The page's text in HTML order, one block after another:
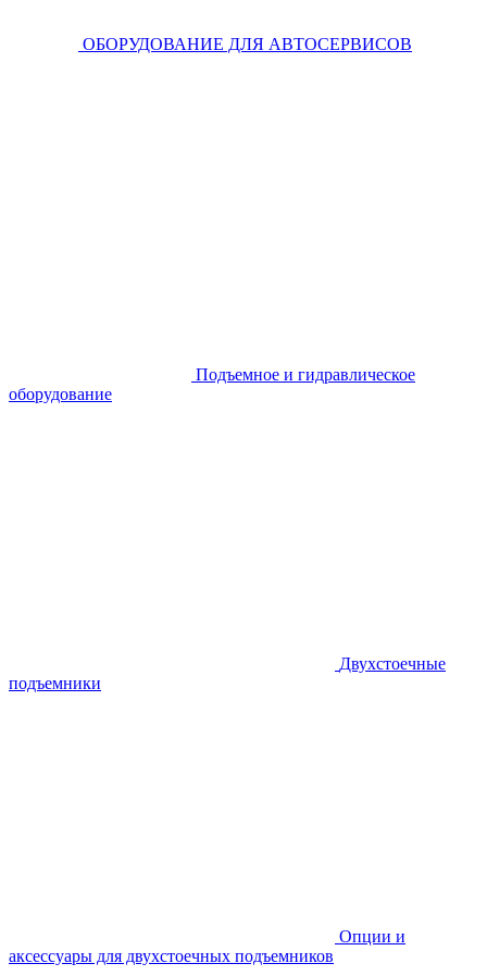
ОБОРУДОВАНИЕ ДЛЯ АВТОСЕРВИСОВ
Подъемное и гидравлическое
оборудование
Двухстоечные
подъемники
Опции и
аксессуары для двухстоечных подъемников